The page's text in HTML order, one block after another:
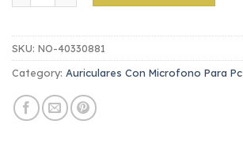
SKU: NO-40330881
Category: Auriculares Con Microfono Para Pc